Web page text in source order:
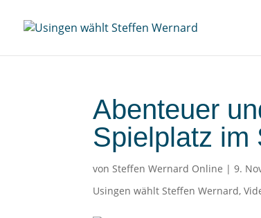
Abenteuer
Spielplatz im
vonSteffen Wernard Online |9.
Usingen wählt Steffen Wernard,